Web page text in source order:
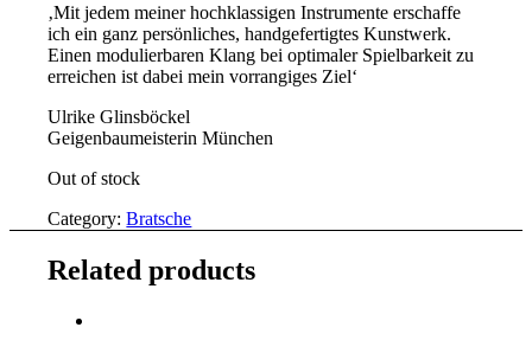
‚Mit jedem meiner hochklassigen Instrumente erschaffe
ich ein ganz persönliches, handgefertigtes Kunstwerk.
Einen modulierbaren Klang bei optimaler Spielbarkeit zu
erreichen ist dabei mein vorrangiges Ziel‘
Ulrike Glinsböckel
Geigenbaumeisterin München
Out of stock
Category:Bratsche
Related products